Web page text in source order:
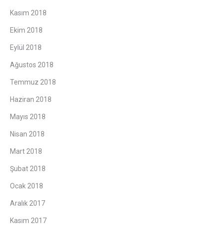
Kasım 2018
Ekim 2018
Eylül 2018
Ağustos 2018
Temmuz 2018
Haziran 2018
Mayıs 2018
Nisan 2018
Mart 2018
Şubat 2018
Ocak 2018
Aralık 2017
Kasım 2017